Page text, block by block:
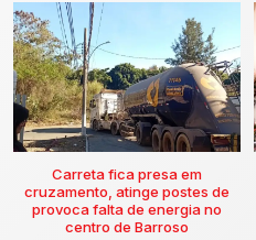
Carreta fica presa em
cruzamento, atinge postes de
provoca falta de energia no
centro de Barroso